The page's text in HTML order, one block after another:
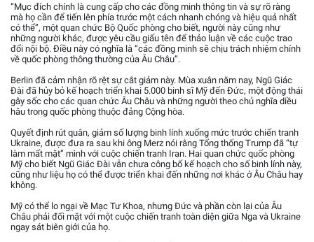
“Mục đích chính là cung cấp cho các đồng minh thông tin và sự rõ ràng
mà họ cần để tiến lên phía trước một cách nhanh chóng và hiệu quả nhất
có thể”, một quan chức Bộ Quốc phòng cho biết, người này cũng như
những người khác, được yêu cầu giấu tên để thảo luận về các cuộc trao
đổi nội bộ. Điều này có nghĩa là “các đồng minh sẽ chịu trách nhiệm chính
về quốc phòng thông thường của Âu Châu”.
Berlin đã cảm nhận rõ rệt sự cắt giảm này. Mùa xuân năm nay, Ngũ Giác
Đài đã hủy bỏ kế hoạch triển khai 5.000 binh sĩ Mỹ đến Đức, một động thái
gây sốc cho các quan chức Âu Châu và những người theo chủ nghĩa diều
hâu trong quốc phòng thuộc đảng Cộng hòa.
Quyết định rút quân, giảm số lượng binh lính xuống mức trước chiến tranh
Ukraine, được đưa ra sau khi ông Merz nói rằng Tổng thống Trump đã “tự
làm mất mặt” mình với cuộc chiến tranh Iran. Hai quan chức quốc phòng
Mỹ cho biết Ngũ Giác Đài vẫn chưa công bố kế hoạch cho số binh lính này,
cũng như liệu họ có thể được triển khai đến những nơi khác ở Âu Châu hay
không.
Mỹ có thể lo ngại về Mạc Tư Khoa, nhưng Đức và phần còn lại của Âu
Châu phải đối mặt với một cuộc chiến tranh toàn diện giữa Nga và Ukraine
ngay sát biên giới của họ.